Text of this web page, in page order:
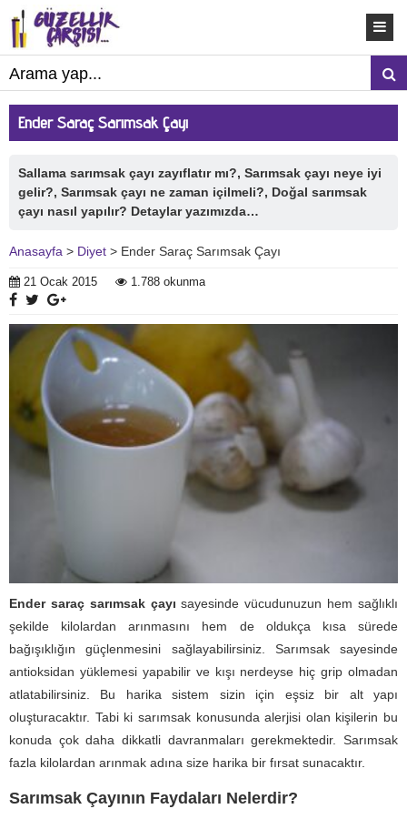
Ender Saraç Sarımsak Çayı
Sallama sarımsak çayı zayıflatır mı?, Sarımsak çayı neye iyi
gelir?, Sarımsak çayı ne zaman içilmeli?, Doğal sarımsak
çayı nasıl yapılır? Detaylar yazımızda…
Anasayfa > Diyet > Ender Saraç Sarımsak Çayı
21 Ocak 2015 1.788 okunma
Ender saraç sarımsak çayı sayesinde vücudunuzun hem sağlıklı
şekilde kilolardan arınmasını hem de oldukça kısa sürede
bağışıklığın güçlenmesini sağlayabilirsiniz. Sarımsak sayesinde
antioksidan yüklemesi yapabilir ve kışı nerdeyse hiç grip olmadan
atlatabilirsiniz. Bu harika sistem sizin için eşsiz bir alt yapı
oluşturacaktır. Tabi ki sarımsak konusunda alerjisi olan kişilerin bu
konuda çok daha dikkatli davranmaları gerekmektedir. Sarımsak
fazla kilolardan arınmak adına size harika bir fırsat sunacaktır.
Sarımsak Çayının Faydaları Nelerdir?